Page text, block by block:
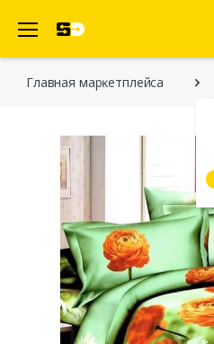
Главная марĸетплейса